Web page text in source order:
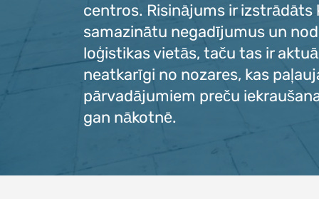
centros. Risinājums ir izstrādāts
samazinātu negadījumus un
loģistikas vietās, taču tas ir
neatkarīgi no nozares, kas
pārvadājumiem preču
gan nākotnē.